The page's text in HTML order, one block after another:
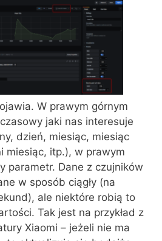
W prawym górnym
jaki nas interesuje
dzień, miesiąc, miesiąc
miesiąc, itp.), w prawym
parametr. Dane z czujników
w sposób ciągły (na
ale niektóre robią to
Tak jest na przykład z
Xiaomi – jeżeli nie ma